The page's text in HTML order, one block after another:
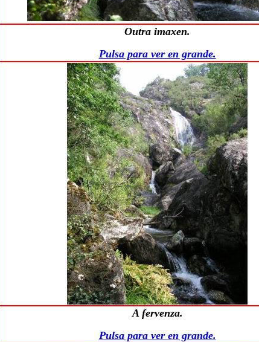
Outra imaxen.
Pulsa para ver en grande.
A fervenza.
Pulsa para ver en grande.